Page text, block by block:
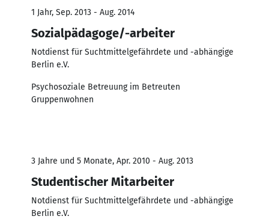
1 Jahr, Sep. 2013 - Aug. 2014
Sozialpädagoge/-arbeiter
Notdienst für Suchtmittelgefährdete und -abhängige
Berlin e.V.
Psychosoziale Betreuung im Betreuten
Gruppenwohnen
3 Jahre und 5 Monate, Apr. 2010 - Aug. 2013
Studentischer Mitarbeiter
Notdienst für Suchtmittelgefährdete und -abhängige
Berlin e.V.